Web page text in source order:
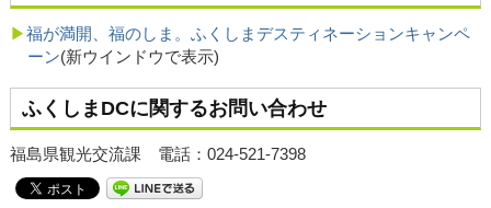
福が満開、福のしま。ふくしまデスティネーションキャンペ
ーン(新ウインドウで表示)
ふくしまDCに関するお問い合わせ
福島県観光交流課 電話：024-521-7398